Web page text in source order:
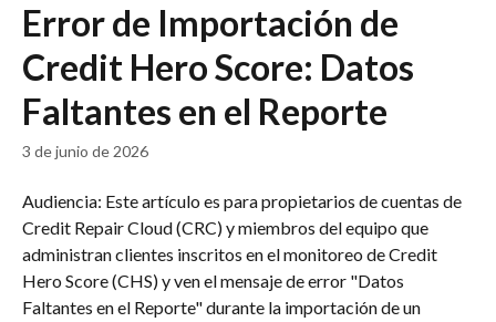
Error de Importación de
Credit Hero Score: Datos
Faltantes en el Reporte
3 de junio de 2026
Audiencia: Este artículo es para propietarios de cuentas de
Credit Repair Cloud (CRC) y miembros del equipo que
administran clientes inscritos en el monitoreo de Credit
Hero Score (CHS) y ven el mensaje de error "Datos
Faltantes en el Reporte" durante la importación de un